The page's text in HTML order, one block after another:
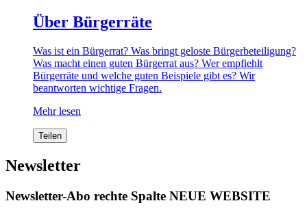
Über Bürgerräte
Was ist ein Bürgerrat? Was bringt geloste Bürgerbeteiligung?
Was macht einen guten Bürgerrat aus? Wer empfiehlt
Bürgerräte und welche guten Beispiele gibt es? Wir
beantworten wichtige Fragen.
Mehr lesen
Teilen
Newsletter
Newsletter-Abo rechte Spalte NEUE WEBSITE